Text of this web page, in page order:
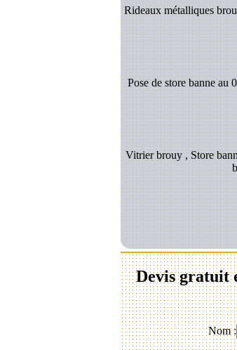
Rideaux métalliques
Pose de store banne au
Vitrier brouy , Store
Devis gratuit
Nom :